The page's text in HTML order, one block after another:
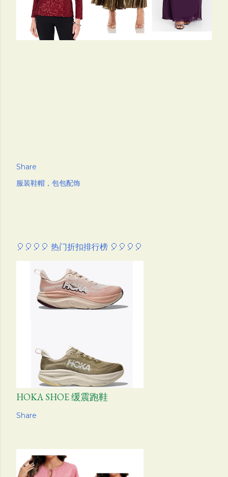
Share
服装鞋帽，包包配饰
🎈🎈🎈🎈 热门折扣排行榜 🎈🎈🎈🎈
HOKA SHOE 缓震跑鞋
Share